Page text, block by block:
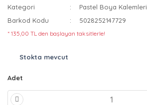
Kategori
Pastel Boya Kalemleri
Barkod Kodu
5028252147729
* 135,00 TL den başlayan taksitlerle!
Stokta mevcut
Adet